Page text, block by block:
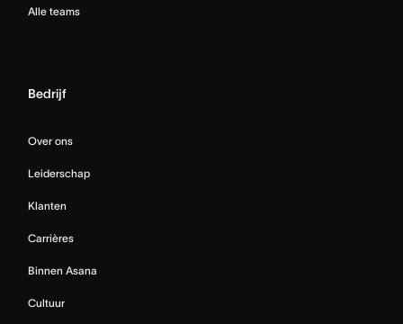
Alle teams
Bedrijf
Over ons
Leiderschap
Klanten
Carrières
Binnen Asana
Cultuur